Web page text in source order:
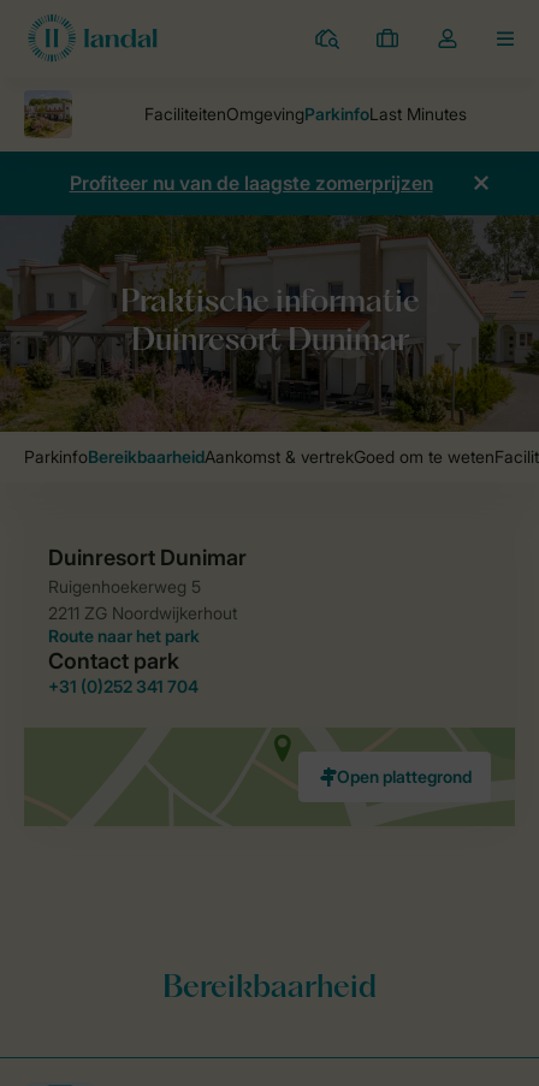
Parken
Mijn
Open
mijn
account
Profiteer nu van de laagste zomerprijzen